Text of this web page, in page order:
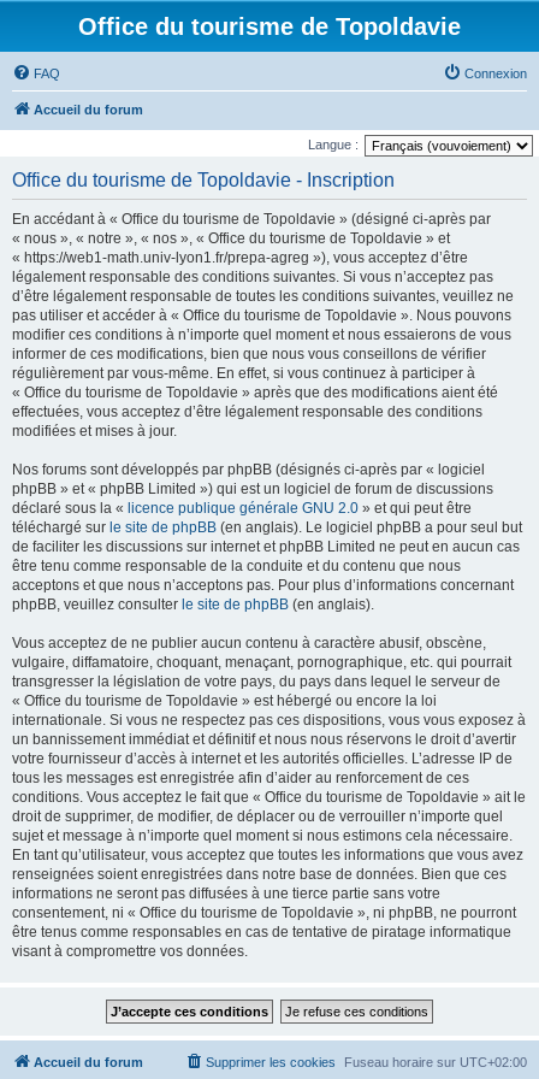
Office du tourisme de Topoldavie
FAQ Connexion
Accueil du forum
Langue :
Office du tourisme de Topoldavie - Inscription
En accédant à « Office du tourisme de Topoldavie » (désigné ci-après par
« nous », « notre », « nos », « Office du tourisme de Topoldavie » et
« https://web1-math.univ-lyon1.fr/prepa-agreg »), vous acceptez d’être
légalement responsable des conditions suivantes. Si vous n’acceptez pas
d’être légalement responsable de toutes les conditions suivantes, veuillez ne
pas utiliser et accéder à « Office du tourisme de Topoldavie ». Nous pouvons
modifier ces conditions à n’importe quel moment et nous essaierons de vous
informer de ces modifications, bien que nous vous conseillons de vérifier
régulièrement par vous-même. En effet, si vous continuez à participer à
« Office du tourisme de Topoldavie » après que des modifications aient été
effectuées, vous acceptez d’être légalement responsable des conditions
modifiées et mises à jour.
Nos forums sont développés par phpBB (désignés ci-après par « logiciel
phpBB » et « phpBB Limited ») qui est un logiciel de forum de discussions
déclaré sous la « licence publique générale GNU 2.0 » et qui peut être
téléchargé sur le site de phpBB (en anglais). Le logiciel phpBB a pour seul but
de faciliter les discussions sur internet et phpBB Limited ne peut en aucun cas
être tenu comme responsable de la conduite et du contenu que nous
acceptons et que nous n’acceptons pas. Pour plus d’informations concernant
phpBB, veuillez consulter le site de phpBB (en anglais).
Vous acceptez de ne publier aucun contenu à caractère abusif, obscène,
vulgaire, diffamatoire, choquant, menaçant, pornographique, etc. qui pourrait
transgresser la législation de votre pays, du pays dans lequel le serveur de
« Office du tourisme de Topoldavie » est hébergé ou encore la loi
internationale. Si vous ne respectez pas ces dispositions, vous vous exposez à
un bannissement immédiat et définitif et nous nous réservons le droit d’avertir
votre fournisseur d’accès à internet et les autorités officielles. L’adresse IP de
tous les messages est enregistrée afin d’aider au renforcement de ces
conditions. Vous acceptez le fait que « Office du tourisme de Topoldavie » ait le
droit de supprimer, de modifier, de déplacer ou de verrouiller n’importe quel
sujet et message à n’importe quel moment si nous estimons cela nécessaire.
En tant qu’utilisateur, vous acceptez que toutes les informations que vous avez
renseignées soient enregistrées dans notre base de données. Bien que ces
informations ne seront pas diffusées à une tierce partie sans votre
consentement, ni « Office du tourisme de Topoldavie », ni phpBB, ne pourront
être tenus comme responsables en cas de tentative de piratage informatique
visant à compromettre vos données.
Accueil du forum Fuseau horaire sur UTC+02:00
Supprimer les cookies